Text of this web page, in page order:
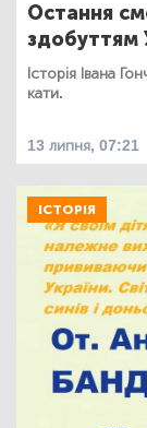
Остання
здобуттям
Історія Івана
кати.
13 липня, 07:21
ІСТОРІЯ